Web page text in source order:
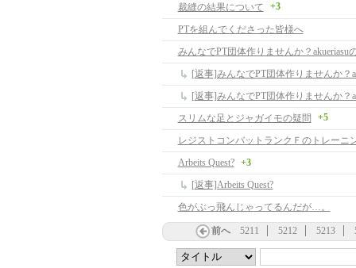
裁縫の結果について +3
PTを組んでくださった皆様へ
みんなでPT団体作りませんか？akueriasu
スリムな足とジャガイモの疑問 +5
レジストコンバットランクＦのトレーニ
Arbeits Quest?
+3
[返事]Arbeits Quest?
色がぶっ飛んじゃってるんだが…。
前へ 5211 5212 5213